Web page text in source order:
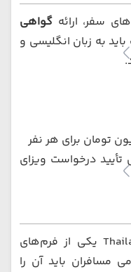
سفر، ارائه گواهی
به زبان انگلیسی و
درخواست ویزای
Thailand Digital Arrival Card (TDAC) یکی از فرم‌های
مسافران باید آن را